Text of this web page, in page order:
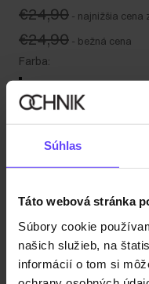
Súhlas
Táto webová stránka
Súbory cookie
našich služieb, na
informácií o tom si
€24,90 - najnižšia cena
€24,90 - bežná cena
Farba:
Popis produktu
Detaily